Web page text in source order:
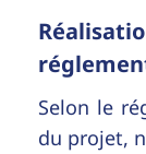
Selon le
du projet,